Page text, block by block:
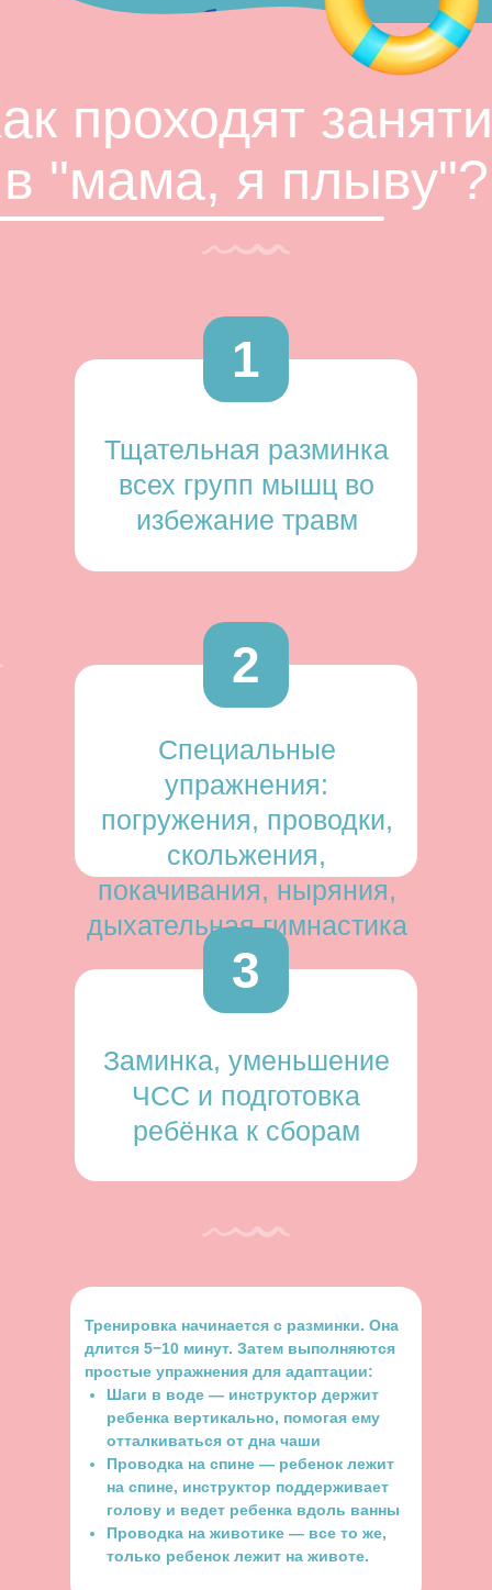
области.
проходят
в "мама, я плыву"?
1
Тщательная разминка
всех групп мышц во
избежание травм
2
Специальные
упражнения:
погружения, проводки,
скольжения,
покачивания, ныряния,
дыхательная гимнастика
3
Заминка, уменьшение
ЧСС и подготовка
ребёнка к сборам
Тренировка начинается с разминки. Она
длится 5−10 минут. Затем выполняются
простые упражнения для адаптации:
Шаги в воде — инструктор держит
ребенка вертикально, помогая ему
отталкиваться от дна чаши
Проводка на спине — ребенок лежит
на спине, инструктор поддерживает
голову и ведет ребенка вдоль ванны
Проводка на животике — все то же,
только ребенок лежит на животе.